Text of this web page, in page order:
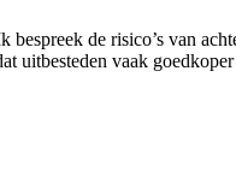
de risico’s van
uitbesteden vaak